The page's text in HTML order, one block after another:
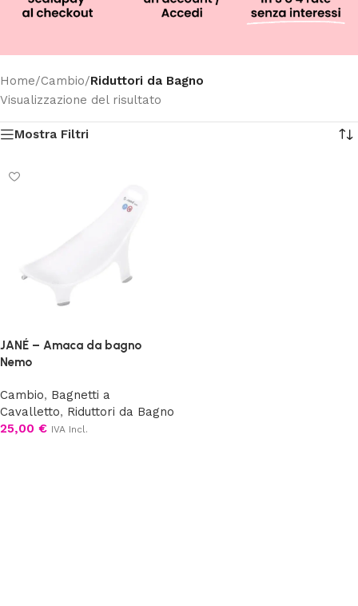
Home/Cambio/Riduttori da Bagno
Visualizzazione del risultato
Mostra Filtri
JANÉ – Amaca da bagno
Nemo
Cambio, Bagnetti a
Cavalletto, Riduttori da Bagno
25,00 € IVA Incl.